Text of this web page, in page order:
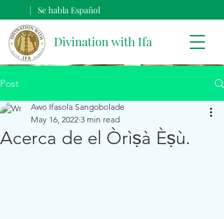
Divination with Ifa
| Se habla Español
Post
Acerca de el Òrìṣà Èṣù.
Awo Ifasola Sangobolade
May 16, 2022 3 min read